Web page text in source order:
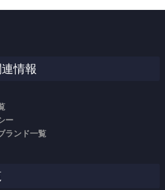
情報
ー
ランド一覧